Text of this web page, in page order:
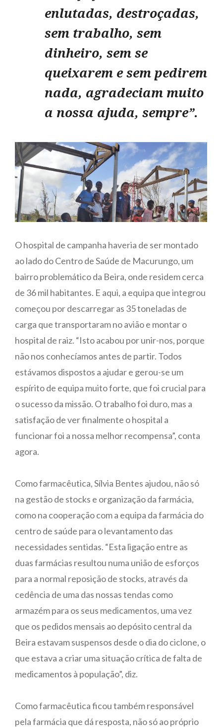
enlutadas, destroçadas,
sem trabalho, sem
dinheiro, sem se
queixarem e sem pedirem
nada, agradeciam muito
a nossa ajuda, sempre”.
O hospital de campanha haveria de ser montado
ao lado do Centro de Saúde de Macurungo, um
bairro problemático da Beira, onde residem cerca
de 36 mil habitantes. E aqui, a equipa que integrou
começou por descarregar as 35 toneladas de
carga que transportaram no avião e montar o
hospital de raiz. “Isto acabou por unir-nos, porque
não nos conhecíamos antes de partir. Todos
estávamos dispostos a ajudar e gerou-se um
espírito de equipa muito forte, que foi crucial para
o sucesso da missão. O trabalho foi duro, mas a
satisfação de ver finalmente o hospital a
funcionar foi a nossa melhor recompensa”, conta
agora.
Como farmacêutica, Sílvia Bentes ajudou, não só
na gestão de stocks e organização da farmácia,
como na cooperação com a equipa da farmácia do
centro de saúde para o levantamento das
necessidades sentidas. “Esta ligação entre as
duas farmácias resultou numa união de esforços
para a normal reposição de stocks, através da
cedência de uma das nossas tendas como
armazém para os seus medicamentos, uma vez
que os pedidos mensais ao depósito central da
Beira estavam suspensos desde o dia do ciclone, o
que estava a criar uma situação crítica de falta de
medicamentos à população”, diz.
Como farmacêutica ficou também responsável
pela farmácia que dá resposta, não só ao próprio